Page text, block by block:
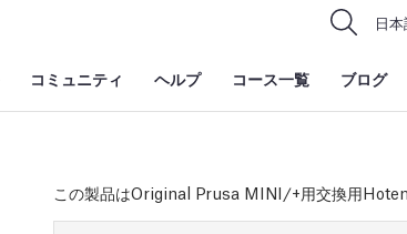
日
コミュニティ ヘルプ コース一覧 ブログ
この製品はOriginal Prusa MINI/+用交換用